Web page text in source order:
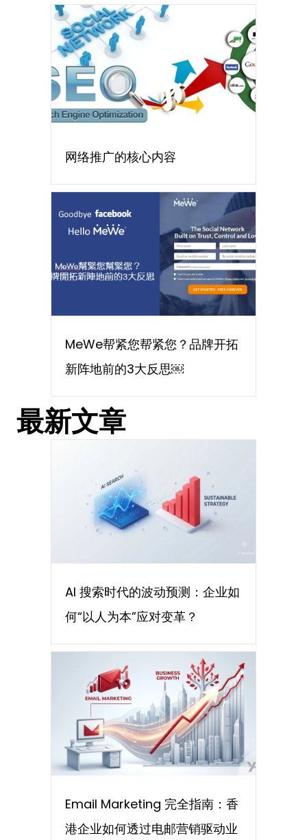
网络推广的核心内容
MeWe帮紧您帮紧您？品牌开拓
新阵地前的3大反思￼
最新文章
AI 搜索时代的波动预测：企业如
何“以人为本”应对变革？
Email Marketing 完全指南：香
港企业如何透过电邮营销驱动业